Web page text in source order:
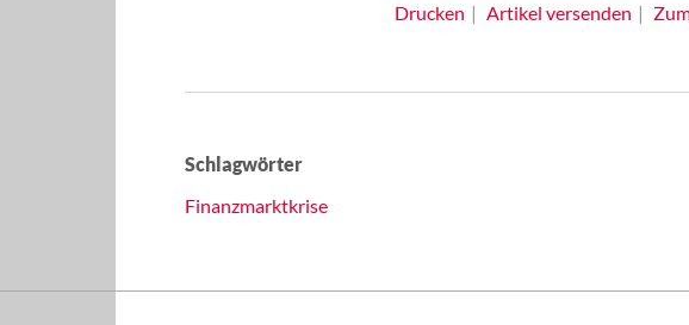
Drucken Artikel versenden
Schlagwörter
Finanzmarktkrise